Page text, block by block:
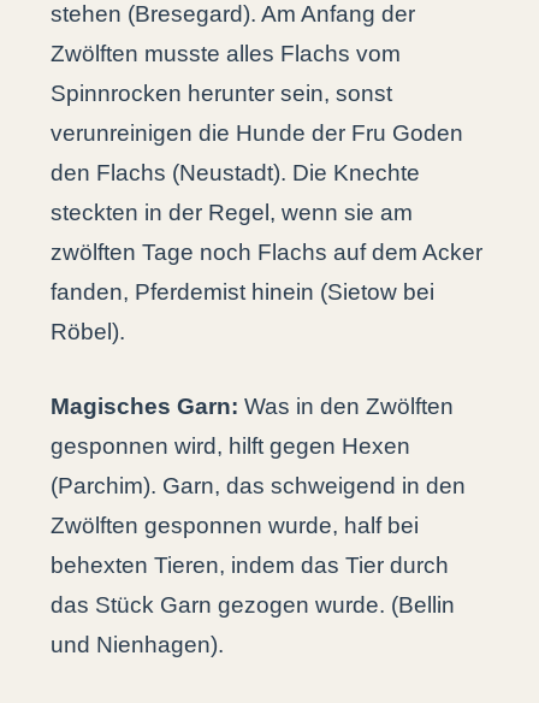
stehen (Bresegard). Am Anfang der
Zwölften musste alles Flachs vom
Spinnrocken herunter sein, sonst
verunreinigen die Hunde der Fru Goden
den Flachs (Neustadt). Die Knechte
steckten in der Regel, wenn sie am
zwölften Tage noch Flachs auf dem Acker
fanden, Pferdemist hinein (Sietow bei
Röbel).
Magisches Garn: Was in den Zwölften
gesponnen wird, hilft gegen Hexen
(Parchim). Garn, das schweigend in den
Zwölften gesponnen wurde, half bei
behexten Tieren, indem das Tier durch
das Stück Garn gezogen wurde. (Bellin
und Nienhagen).